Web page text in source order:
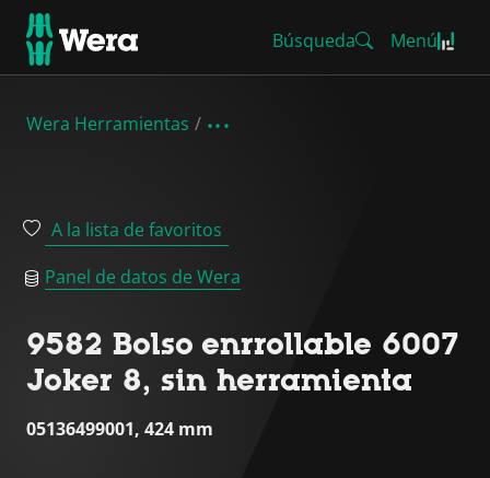
Búsqueda Menú
Wera Herramientas
A la lista de favoritos
Panel de datos de Wera
9582 Bolso enrrollable 6007
Joker 8, sin herramienta
05136499001, 424 mm